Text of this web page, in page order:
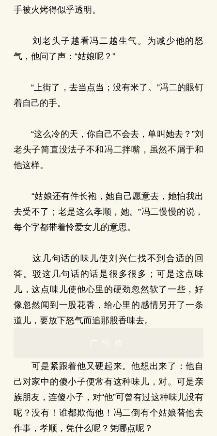
手被火烤得似乎透明。
刘老头子越看冯二越生气。为减少他的怒
气，他问了声：“姑娘呢？”
“上街了，去当点当；没有米了。”冯二的眼钉
着自己的手。
“这么冷的天，你自己不会去，单叫她去？”刘
老头子简直没法子不和冯二拌嘴，虽然不屑于和
他这样。
“姑娘还有件长袍，她自己愿意去，她怕我出
去受不了；老是这么孝顺，她。”冯二慢慢的说，
每个字都带着怜爱女儿的意思。
这几句话的味儿使刘兴仁找不到合适的回
答。驳这几句话的话是很多很多；可是这点味
儿，这点味儿使他心里的硬劲忽然软了一些，好
像忽然闻到一股花香，给心里的感情另开了一条
道儿，要放下怒气而追那股香味去。
广告位
可是紧跟着他又硬起来。他想出来了：他自
己对家中的傻小子便常有这种味儿，对。可是亲
族朋友，连傻小子，对“他”可曾有过这种味儿没有
呢？没有！谁都欺侮他！冯二倒有个姑娘替他去
作事，孝顺，凭什么呢？凭哪点呢？